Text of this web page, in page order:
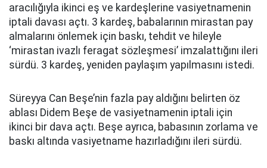
aracılığıyla ikinci eş ve kardeşlerine vasiyetnamenin
iptali davası açtı. 3 kardeş, babalarının mirastan pay
almalarını önlemek için baskı, tehdit ve hileyle
‘mirastan ivazlı feragat sözleşmesi’ imzalattığını ileri
sürdü. 3 kardeş, yeniden paylaşım yapılmasını istedi.
Süreyya Can Beşe’nin fazla pay aldığını belirten öz
ablası Didem Beşe de vasiyetnamenin iptali için
ikinci bir dava açtı. Beşe ayrıca, babasının zorlama ve
baskı altında vasiyetname hazırladığını ileri sürdü.